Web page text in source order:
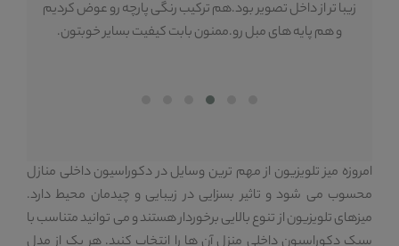
زیبا تر از داخل تصویر بود.هم ترکیب رنگی پارچه رو عوض کردیم
و هم پایه های مبل رو.ممنون بابت کیفیت بسایر خوبتون.
امروزه میز تلویزیون از مهم ترین وسایل در دکوراسیون داخلی منازل
محسوب می شود و تاثیر بسزایی در زیبایی و چیدمان محیط دارد.
میزهای تلویزیون از تنوع بالایی برخوردار هستند و می توانید متناسب با